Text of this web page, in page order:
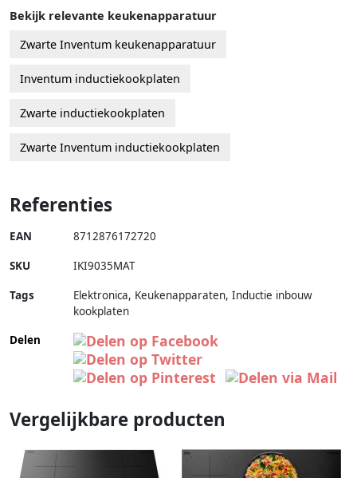
Bekijk relevante keukenapparatuur
Zwarte Inventum keukenapparatuur
Inventum inductiekookplaten
Zwarte inductiekookplaten
Zwarte Inventum inductiekookplaten
Referenties
EAN 8712876172720
SKU IKI9035MAT
Tags
Elektronica, Keukenapparaten, Inductie inbouw
kookplaten
Delen
Vergelijkbare producten